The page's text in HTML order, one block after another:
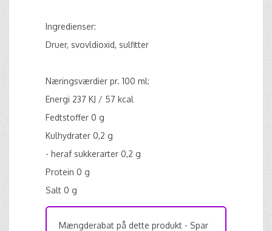
Ingredienser:
Druer, svovldioxid, sulfitter
Næringsværdier pr. 100 ml:
Energi 237 KJ / 57 kcal
Fedtstoffer 0 g
Kulhydrater 0,2 g
- heraf sukkerarter 0,2 g
Protein 0 g
Salt 0 g
Mængderabat på dette produkt - Spar